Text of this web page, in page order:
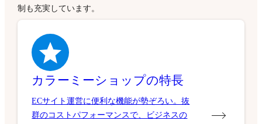
制も充実しています。
カラーミーショップの特長
ECサイト運営に便利な機能が勢ぞろい。抜
群のコストパフォーマンスで、ビジネスの